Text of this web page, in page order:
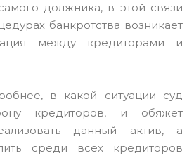
должника, в этой связи
банкротства возникает
между кредиторами и
в какой ситуации суд
кредиторов, и обяжет
данный актив, а
среди всех кредиторов